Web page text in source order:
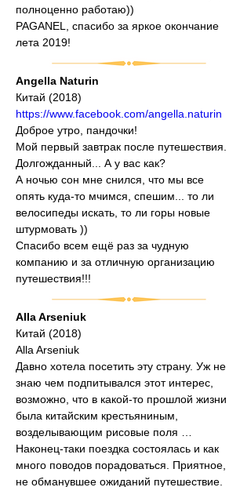
полноценно работаю))
PAGANEL, спасибо за яркое окончание
лета 2019!
Angella Naturin
Китай (2018)
https://www.facebook.com/angella.naturin
Доброе утро, пандочки!
Мой первый завтрак после путешествия.
Долгожданный... А у вас как?
А ночью сон мне снился, что мы все
опять куда-то мчимся, спешим... то ли
велосипеды искать, то ли горы новые
штурмовать ))
Спасибо всем ещё раз за чудную
компанию и за отличную организацию
путешествия!!!
Alla Arseniuk
Китай (2018)
Alla Arseniuk
Давно хотела посетить эту страну. Уж не
знаю чем подпитывался этот интерес,
возможно, что в какой-то прошлой жизни
была китайским крестьяниным,
возделывающим рисовые поля …
Наконец-таки поездка состоялась и как
много поводов порадоваться. Приятное,
не обманувшее ожиданий путешествие.